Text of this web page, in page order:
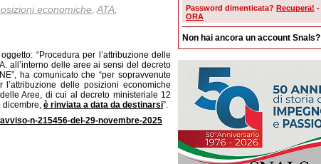
economiche ATA
“Procedura per l’attribuzione delle
all’interno delle aree ai sensi del decreto
”, ha comunicato che “per sopravvenute
delle posizioni economiche
Aree, di cui al decreto ministeriale 12
dicembre, è rinviata a data da destinarsi”.
n-215456-del-29-novembre-2025
Password dimenticata? Recupera! -
ORA
Non hai ancora un account Snals?